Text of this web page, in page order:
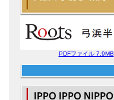
PDFファイル 7.9MB